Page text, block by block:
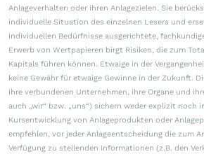
Anlageverhalten oder ihren Anlagezielen. Sie
individuelle Situation des einzelnen Lesers und
individuellen Bedürfnisse ausgerichtete,
Erwerb von Wertpapieren birgt Risiken, die zum
Kapitals führen können. Etwaige in der
keine Gewähr für etwaige Gewinne in der Zukunft.
ihre verbundenen Unternehmen, ihre Organe und
auch „wir“ bzw. „uns“) sichern weder explizit noch
Kursentwicklung von Anlageprodukten oder
empfehlen, vor jeder Anlageentscheidung die zum
Verfügung zu stellenden Informationen (z.B. den